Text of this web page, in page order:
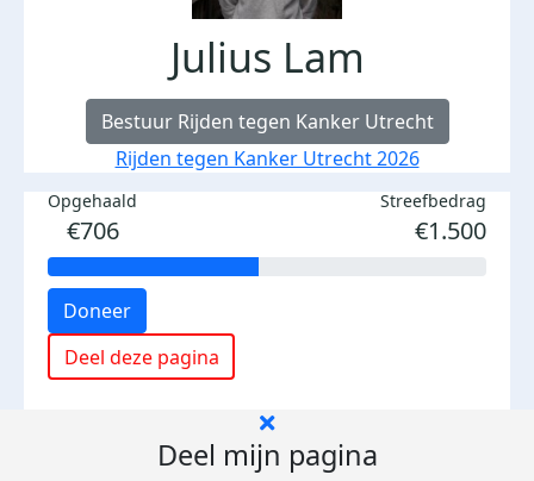
Julius Lam
Bestuur Rijden tegen Kanker Utrecht
Rijden tegen Kanker Utrecht 2026
Opgehaald
€706
Streefbedrag
€1.500
Doneer
Deel deze pagina
Deel mijn pagina